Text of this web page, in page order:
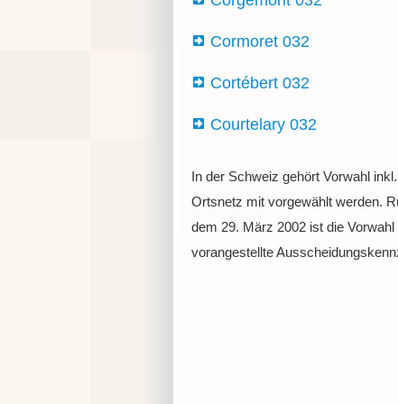
Cormoret 032
Cortébert 032
Courtelary 032
In der Schweiz gehört Vorwahl
Ortsnetz mit vorgewählt werden.
dem 29. März 2002 ist die
vorangestellte